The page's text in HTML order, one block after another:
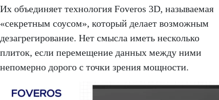
Их объединяет технология Foveros 3D, называемая
«секретным соусом», который делает возможным
дезагрегирование. Нет смысла иметь несколько
плиток, если перемещение данных между ними
непомерно дорого с точки зрения мощности.